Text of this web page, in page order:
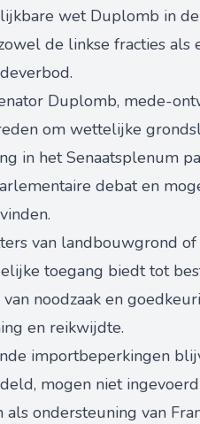
wet Duplomb in
de linkse fracties
Duplomb, mede-
om wettelijke
in het Senaatsplenum
debat en
van landbouwgrond
toegang biedt tot
noodzaak en
en reikwijdte.
importbeperkingen
mogen niet
als ondersteuning van